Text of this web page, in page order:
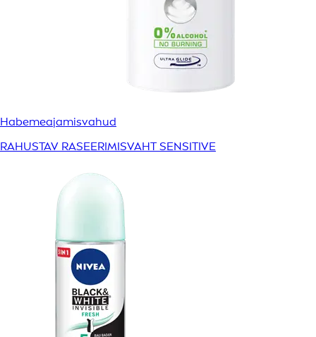
Habemeajamisvahud
RAHUSTAV RASEERIMISVAHT SENSITIVE